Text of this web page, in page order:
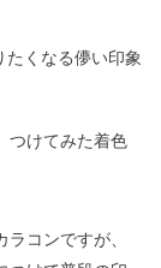
くなる儚い印象
つけてみた着色
コンですが、